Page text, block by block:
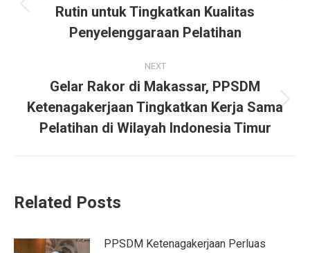
Rutin untuk Tingkatkan Kualitas
Penyelenggaraan Pelatihan
NEXT
Gelar Rakor di Makassar, PPSDM
Ketenagakerjaan Tingkatkan Kerja Sama
Pelatihan di Wilayah Indonesia Timur
Related Posts
PPSDM Ketenagakerjaan Perluas